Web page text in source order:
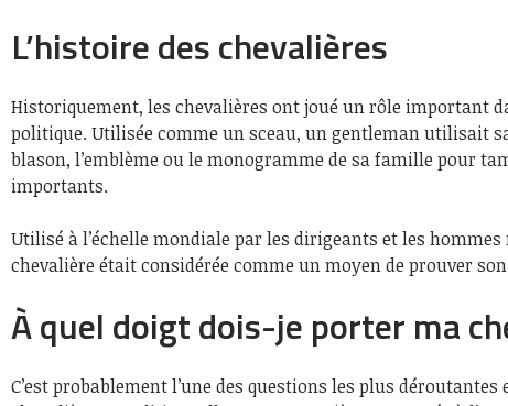
L’histoire des chevalières
Historiquement, les chevalières ont joué un rôle important
politique. Utilisée comme un sceau, un gentleman utilisait
blason, l’emblème ou le monogramme de sa famille pour
importants.
Utilisé à l’échelle mondiale par les dirigeants et les
chevalière était considérée comme un moyen de prouver
À quel doigt dois-je porter ma
C’est probablement l’une des questions les plus déroutantes